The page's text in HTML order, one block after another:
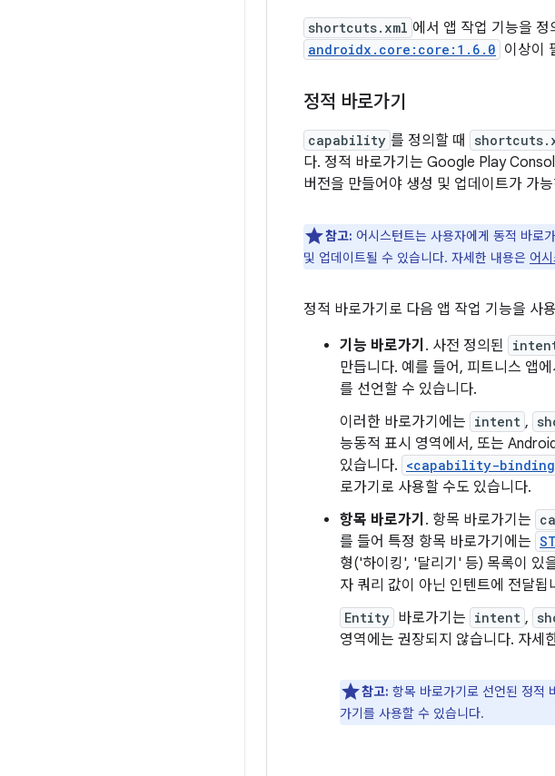
shortcuts.xml 에서 앱 작업 기능을
androidx.core:core:1.6.0 이상이
정적 바로가기
capability 를 정의할 때
다. 정적 바로가기는 Google Play
버전을 만들어야 생성 및 업데이트가 가
참고: 어시스턴트는 사용자에게 동적 바로
및 업데이트될 수 있습니다. 자세한 내용은 어
정적 바로가기로 다음 앱 작업 기능을 사
기능 바로가기 . 사전 정의된
만듭니다. 예를 들어, 피트니스 앱에
를 선언할 수 있습니다.
이러한 바로가기에는 intent ,
능동적 표시 영역에서, 또는
있습니다. <capability-
로가기로 사용할 수도 있습니다.
항목 바로가기 . 항목 바로가기는
를 들어 특정 항목 바로가기에는
형('하이킹', '달리기' 등) 목록이 있
자 쿼리 값이 아닌 인텐트에 전달됩
Entity 바로가기는 intent ,
영역에는 권장되지 않습니다. 자세
참고: 항목 바로가기로 선언된 정적
가기를 사용할 수 있습니다.